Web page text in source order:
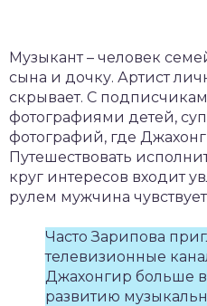
Музыкант – человек
сына и дочку. Артист
скрывает. С
фотографиями детей,
фотографий, где
Путешествовать
круг интересов входит
рулем мужчина
Часто Зарипова
телевизионные
Джахонгир больше
развитию